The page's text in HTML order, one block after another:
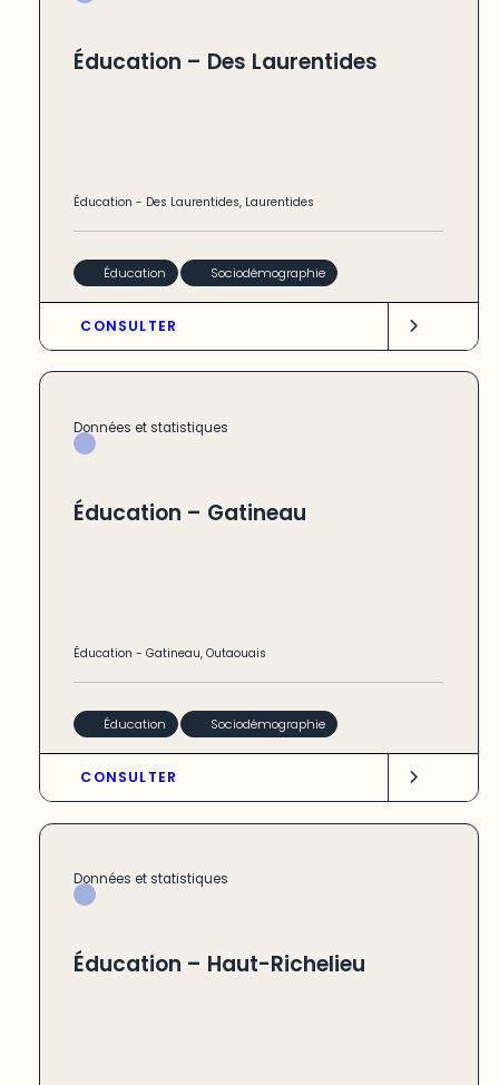
Éducation – Des Laurentides
Éducation - Des Laurentides, Laurentides
Éducation Sociodémographie
CONSULTER
Données et statistiques
Éducation – Gatineau
Éducation -Gatineau,Outaouais
Éducation Sociodémographie
CONSULTER
Données et statistiques
Éducation – Haut-Richelieu